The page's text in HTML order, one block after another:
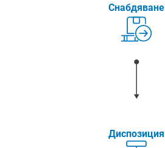
Снабдяване
Диспозиция